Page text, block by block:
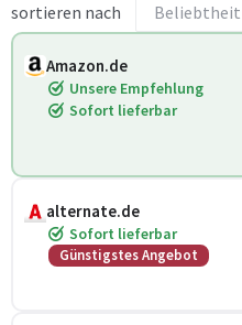
sortieren nach
Amazon.de
Unsere Empfehlung
Sofort lieferbar
alternate.de
Sofort lieferbar
Günstigstes Angebot